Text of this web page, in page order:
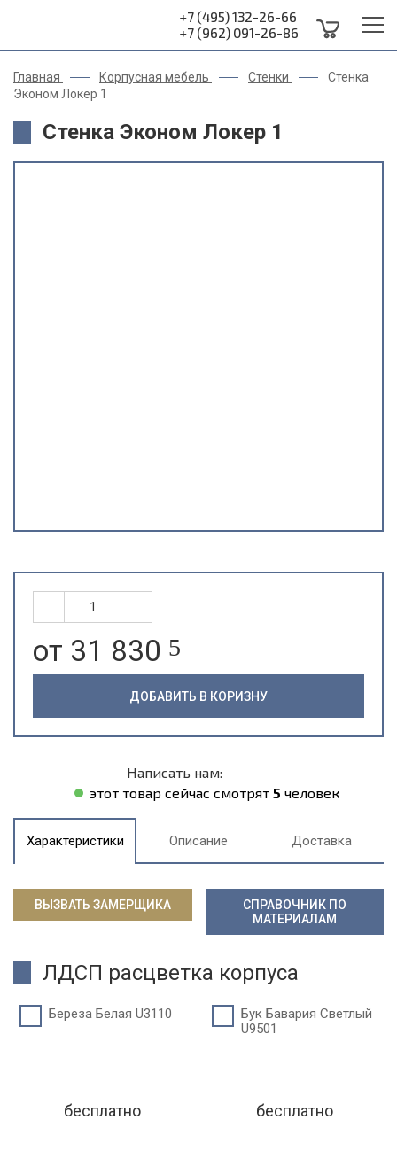
+7 (495) 132-26-66
+7 (962) 091-26-86
Главная Корпусная мебель Стенки
Стенка
Эконом Локер 1
Стенка Эконом Локер 1
от 31 830 5
ДОБАВИТЬ В КОРИЗНУ
Написать нам:
этот товар сейчас смотрят 5 человек
Характеристики Описание Доставка
ВЫЗВАТЬ ЗАМЕРЩИКА
СПРАВОЧНИК ПО
МАТЕРИАЛАМ
ЛДСП расцветка корпуса
Береза Белая U3110
бесплатно
Бук Бавария Светлый
U9501
бесплатно